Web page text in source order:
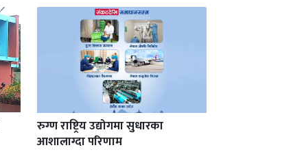
रुग्ण राष्ट्रिय उद्योगमा सुधारका
आशालाग्दा परिणाम